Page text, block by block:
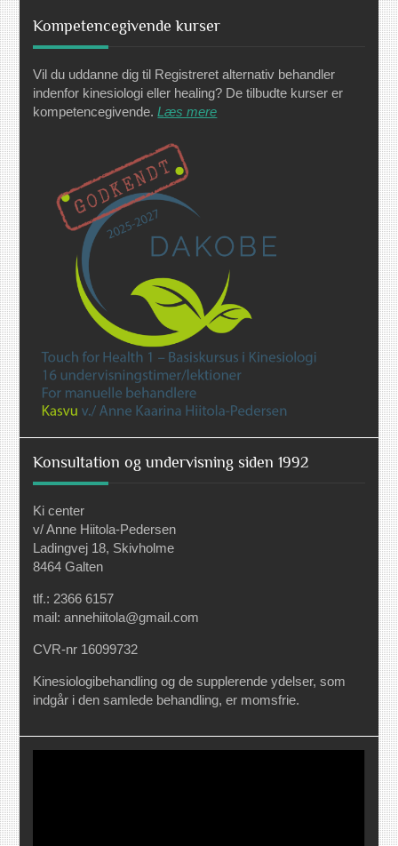
Kompetencegivende kurser
Vil du uddanne dig til Registreret alternativ behandler
indenfor kinesiologi eller healing? De tilbudte kurser er
kompetencegivende.Læs mere
Konsultation og undervisning siden 1992
Ki center
v/ Anne Hiitola-Pedersen
Ladingvej 18, Skivholme
8464 Galten
tlf.: 2366 6157
mail: annehiitola@gmail.com
CVR-nr 16099732
Kinesiologibehandling og de supplerende ydelser, som
indgår i den samlede behandling, er momsfrie.